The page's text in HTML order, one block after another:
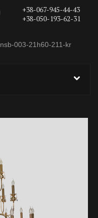
+38-067-945-44-43
+38-050-193-62-31
nsb-003-21h60-211-kr